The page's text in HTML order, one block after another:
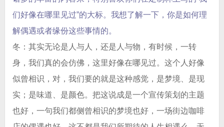
们好像在哪里见过”的大标。我想了解一下，你是如何理
解偶遇或者缘份这些事情的。
冬：其实无论是人与人，还是人与物，有时候，一转
身，我们真的会仿佛，这里好像在哪见过。这个人好像
似曾相识，对，我们要的就是这种感觉，是梦境、是现
实；是味道、是颜色。把这说成是一个宣传策划的主题
也好，一句我们都侧曾相识的梦境也好，一场街边咖啡